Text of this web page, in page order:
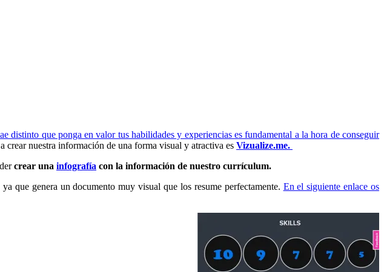
distinto que ponga en valor tus habilidades y experiencias es fundamental a la hora de conseguir
crear nuestra información de una forma visual y atractiva es Vizualize.me.
crear una infografía con la información de nuestro currículum.
ya que genera un documento muy visual que los resume perfectamente. En el siguiente enlace os